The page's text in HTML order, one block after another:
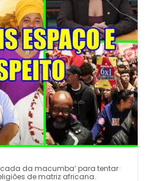
da macumba’ para tentar
de matriz africana.